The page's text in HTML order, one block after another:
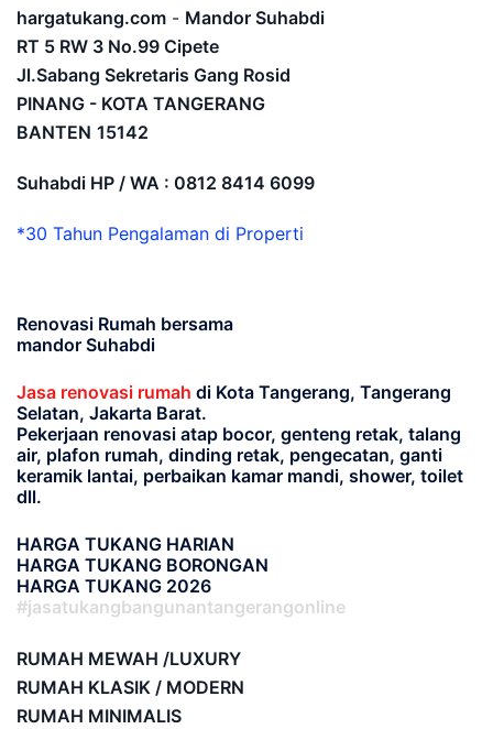
hargatukang.com - Mandor Suhabdi
RT 5 RW 3 No.99 Cipete
Jl.Sabang Sekretaris Gang Rosid
PINANG - KOTA TANGERANG
BANTEN 15142
Suhabdi HP / WA : 0812 8414 6099
*30 Tahun Pengalaman di Properti
Renovasi Rumah bersama
mandor Suhabdi
Jasa renovasi rumah di Kota Tangerang, Tangerang
Selatan, Jakarta Barat.
Pekerjaan renovasi atap bocor, genteng retak, talang
air, plafon rumah, dinding retak, pengecatan, ganti
keramik lantai, perbaikan kamar mandi, shower, toilet
dll.
HARGA TUKANG HARIAN
HARGA TUKANG BORONGAN
HARGA TUKANG 2026
#jasatukangbangunantangerangonline
RUMAH MEWAH /LUXURY
RUMAH KLASIK / MODERN
RUMAH MINIMALIS